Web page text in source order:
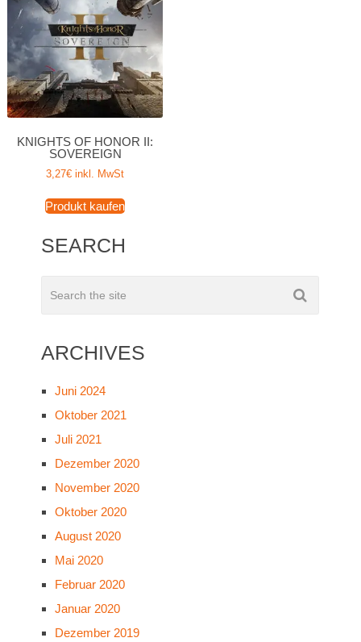
KNIGHTS OF HONOR II:
SOVEREIGN
3,27€ inkl. MwSt
Produkt kaufen
SEARCH
ARCHIVES
Juni 2024
Oktober 2021
Juli 2021
Dezember 2020
November 2020
Oktober 2020
August 2020
Mai 2020
Februar 2020
Januar 2020
Dezember 2019